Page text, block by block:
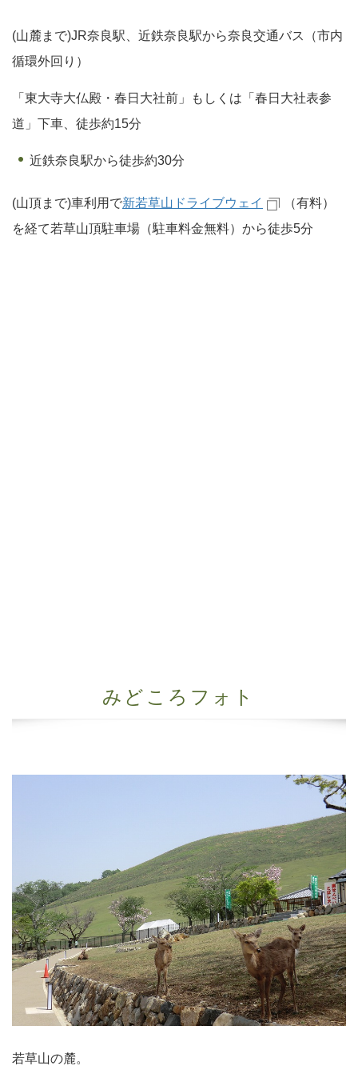
(山麓まで)JR奈良駅、近鉄奈良駅から奈良交通バス（市内
循環外回り）
「東大寺大仏殿・春日大社前」もしくは「春日大社表参
道」下車、徒歩約15分
近鉄奈良駅から徒歩約30分
(山頂まで)車利用で新若草山ドライブウェイ
（有料）
を経て若草山頂駐車場（駐車料金無料）から徒歩5分
みどころフォト
若草山の麓。